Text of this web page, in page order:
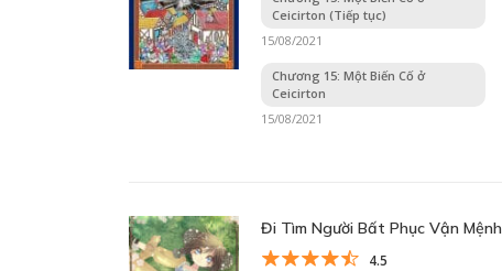
Ceicirton (Tiếp tục)
15/08/2021
Chương 15: Một Biến Cố ở
Ceicirton
15/08/2021
Đi Tìm Người Bất Phục Vận Mệnh
4.5